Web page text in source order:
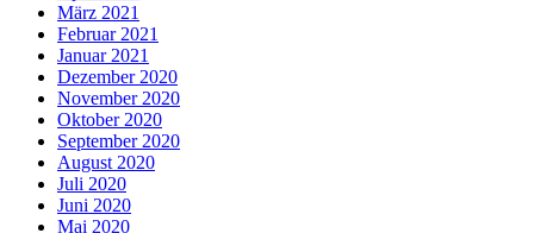
März 2021
Februar 2021
Januar 2021
Dezember 2020
November 2020
Oktober 2020
September 2020
August 2020
Juli 2020
Juni 2020
Mai 2020